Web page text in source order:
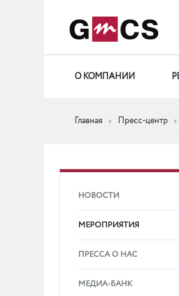
О КОМПАНИИ
Главная Пресс-центр
НОВОСТИ
МЕРОПРИЯТИЯ
ПРЕССА О НАС
МЕДИА-БАНК